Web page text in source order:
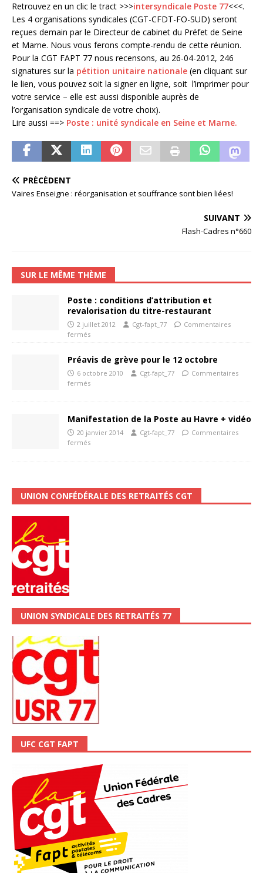
Retrouvez en un clic le tract >>>intersyndicale Poste 77<<<.
Les 4 organisations syndicales (CGT-CFDT-FO-SUD) seront
reçues demain par le Directeur de cabinet du Préfet de Seine
et Marne. Nous vous ferons compte-rendu de cette réunion.
Pour la CGT FAPT 77 nous recensons, au 26-04-2012, 246
signatures sur la pétition unitaire nationale (en cliquant sur
le lien, vous pouvez soit la signer en ligne, soit l’imprimer pour
votre service – elle est aussi disponible auprès de
l’organisation syndicale de votre choix).
Lire aussi ==> Poste : unité syndicale en Seine et Marne.
PRÉCÉDENT
Vaires Enseigne : réorganisation et souffrance sont bien liées!
SUIVANT
Flash-Cadres n°660
SUR LE MÊME THÈME
Poste : conditions d’attribution et
revalorisation du titre-restaurant
2 juillet 2012 Cgt-fapt_77
Commentaires
fermés
Préavis de grève pour le 12 octobre
6 octobre 2010 Cgt-fapt_77
Commentaires
fermés
Manifestation de la Poste au Havre + vidéo
20 janvier 2014 Cgt-fapt_77
Commentaires
fermés
UNION CONFÉDÉRALE DES RETRAITÉS CGT
UNION SYNDICALE DES RETRAITÉS 77
UFC CGT FAPT